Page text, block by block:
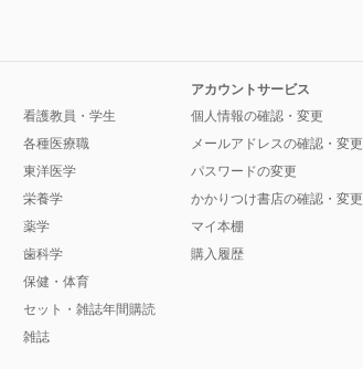
看護教員・学生
各種医療職
東洋医学
栄養学
薬学
歯科学
保健・体育
セット・雑誌年間購読
雑誌
アカウントサービス
個人情報の確認・変更
メールアドレスの確認・変更
パスワードの変更
かかりつけ書店の確認・変更
マイ本棚
購入履歴